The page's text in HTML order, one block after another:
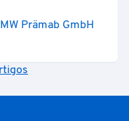
Prämab GmbH